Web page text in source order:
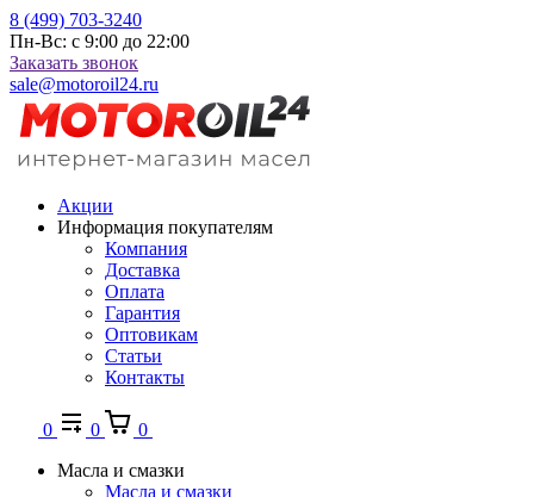
8 (499) 703-3240
Пн-Вс: с 9:00 до 22:00
Заказать звонок
sale@motoroil24.ru
Акции
Информация покупателям
Компания
Доставка
Оплата
Гарантия
Оптовикам
Статьи
Контакты
0 0
0
Масла и смазки
Масла и смазки